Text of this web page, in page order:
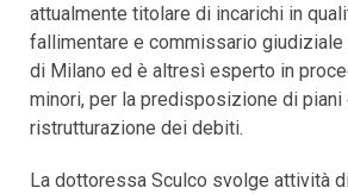
attualmente titolare di incarichi in
fallimentare e commissario giudiziale
di Milano ed è altresì esperto in
minori, per la predisposizione di piani
ristrutturazione dei debiti.
La dottoressa Sculco svolge attività